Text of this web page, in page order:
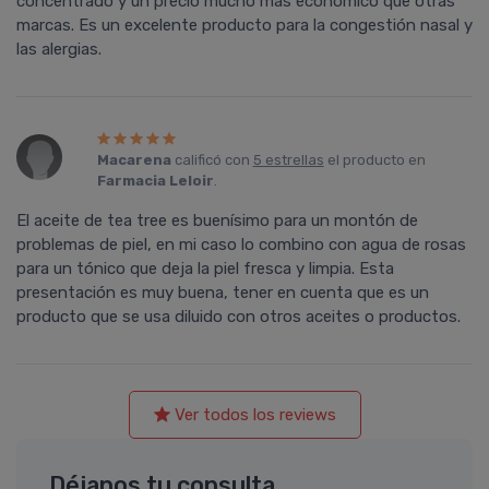
marcas. Es un excelente producto para la congestión nasal y
las alergias.
Macarena calificó con 5 estrellas el producto en
Farmacia Leloir.
El aceite de tea tree es buenísimo para un montón de
problemas de piel, en mi caso lo combino con agua de rosas
para un tónico que deja la piel fresca y limpia. Esta
presentación es muy buena, tener en cuenta que es un
producto que se usa diluido con otros aceites o productos.
Ver todos los reviews